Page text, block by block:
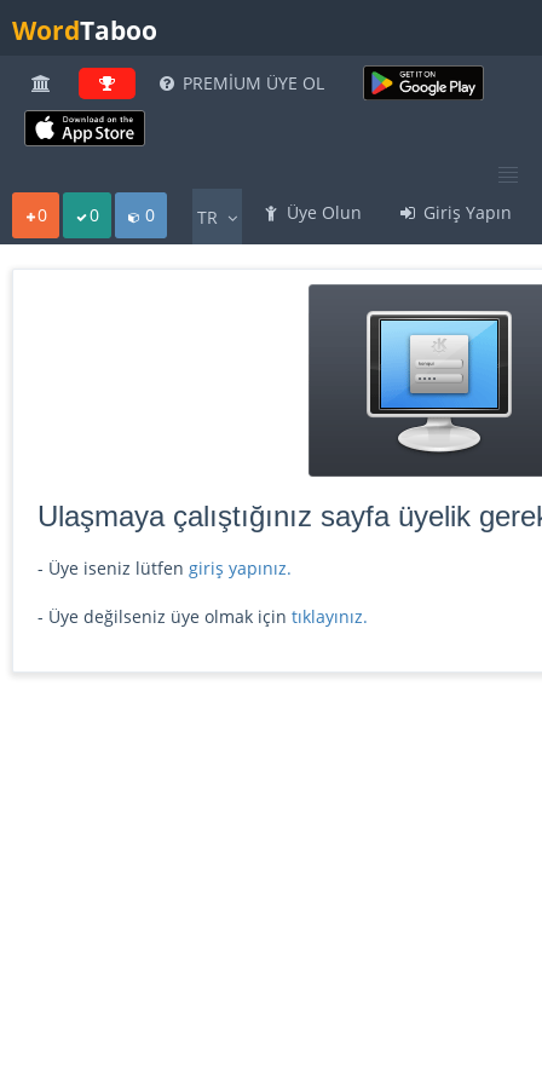
WordTaboo
PREMİUM ÜYE OL
Üye Olun Giriş Yapın
TR
0 0 0
Ulaşmaya çalıştığınız sayfa üyelik
- Üye iseniz lütfen giriş yapınız.
- Üye değilseniz üye olmak için tıklayınız.